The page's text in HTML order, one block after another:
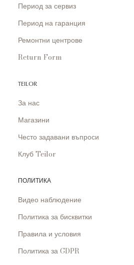
Период за сервиз
Период на гаранция
Ремонтни центрове
Return Form
TEILOR
За нас
Магазини
Често задавани въпроси
Клуб Teilor
ПОЛИТИКА
Видео наблюдение
Политика за бисквитки
Правила и условия
Политика за GDPR